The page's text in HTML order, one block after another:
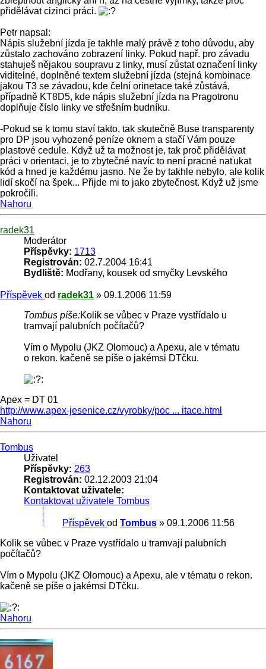
přidělávat cizinci práci.
Petr napsal:
Nápis služební jízda je takhle malý právě z toho důvodu, aby
zůstalo zachováno zobrazení linky. Pokud např. pro závadu
stahuješ nějakou soupravu z linky, musí zůstat označení linky
viditelné, doplněné textem služební jízda (stejná kombinace
jakou T3 se závadou, kde čelní orinetace také zůstává,
případně KT8D5, kde nápis služební jízda na Pragotronu
doplňuje číslo linky ve střešním budníku.
-Pokud se k tomu staví takto, tak skutečně Buse transparenty
pro DP jsou vyhozené peníze oknem a stačí Vám pouze
plastové cedule. Když už ta možnost je, tak proč přidělávat
práci v orientaci, je to zbytečné navíc to není pracné naťukat
kód a hned je každému jasno. Ne že by takhle nebylo, ale kolik
lidí skočí na špek... Přijde mi to jako zbytečnost. Když už jsme
pokročili.
Nahoru
radek31
Moderátor
Příspěvky: 1713
Registrován: 02.7.2004 16:41
Bydliště: Modřany, kousek od smyčky Levského
Příspěvek od radek31 » 09.1.2006 11:59
Tombus píše:Kolik se vůbec v Praze vystřídalo u
tramvají palubních počítačů?
Vím o Mypolu (JKZ Olomouc) a Apexu, ale v tématu
o rekon. kačeně se píše o jakémsi DTčku.
Apex = DT 01
http://www.apex-jesenice.cz/vyrobky/poc ... itace.html
Nahoru
Tombus
Uživatel
Příspěvky: 263
Registrován: 02.12.2003 21:04
Kontaktovat uživatele:
Kontaktovat uživatele Tombus
Příspěvek od Tombus » 09.1.2006 11:56
Kolik se vůbec v Praze vystřídalo u tramvají palubních
počítačů?
Vím o Mypolu (JKZ Olomouc) a Apexu, ale v tématu o rekon.
kačeně se píše o jakémsi DTčku.
Nahoru